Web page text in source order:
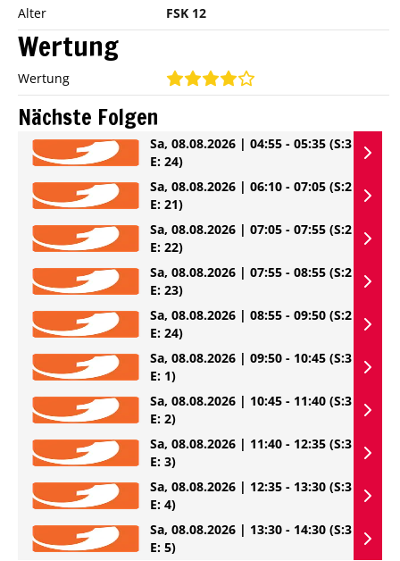
Alter
FSK 12
Wertung
Wertung
Nächste Folgen
Sa, 08.08.2026 | 04:55 - 05:35 (S:3
E: 24)
Sa, 08.08.2026 | 06:10 - 07:05 (S:2
E: 21)
Sa, 08.08.2026 | 07:05 - 07:55 (S:2
E: 22)
Sa, 08.08.2026 | 07:55 - 08:55 (S:2
E: 23)
Sa, 08.08.2026 | 08:55 - 09:50 (S:2
E: 24)
Sa, 08.08.2026 | 09:50 - 10:45 (S:3
E: 1)
Sa, 08.08.2026 | 10:45 - 11:40 (S:3
E: 2)
Sa, 08.08.2026 | 11:40 - 12:35 (S:3
E: 3)
Sa, 08.08.2026 | 12:35 - 13:30 (S:3
E: 4)
Sa, 08.08.2026 | 13:30 - 14:30 (S:3
E: 5)